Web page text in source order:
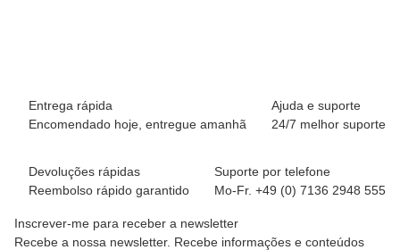
Entrega rápida
Encomendado hoje, entregue amanhã
Ajuda e suporte
24/7 melhor suporte
Devoluções rápidas
Reembolso rápido garantido
Suporte por telefone
Mo-Fr. +49 (0) 7136 2948 555
Inscrever-me para receber a newsletter
Recebe a nossa newsletter. Recebe informações e conteúdos